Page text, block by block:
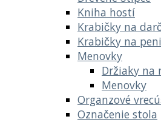
Kniha hostí
Krabičky na
Krabičky na
Menovky
Držiaky na
Menovky
Organzové
Označenie stola